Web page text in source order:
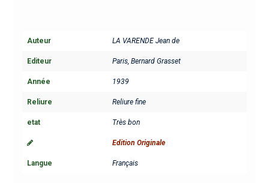
Auteur LA VARENDE Jean de
Editeur Paris, Bernard Grasset
Année 1939
Reliure Reliure fine
etat Très bon
Edition Originale
Langue Français